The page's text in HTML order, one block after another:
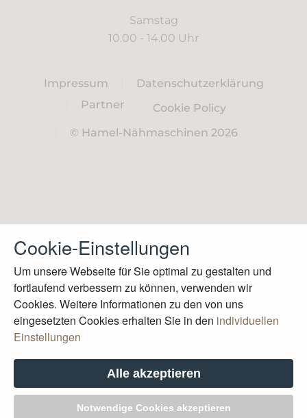
Samstag
10.00 - 14.00 Uhr
Impressum
Datenschutzerklärung
Partner
Cookie Policy
© Hamel-Nähmaschinen 2026
Cookie-Einstellungen
Um unsere Webseite für Sie optimal zu gestalten und
fortlaufend verbessern zu können, verwenden wir
Cookies. Weitere Informationen zu den von uns
eingesetzten Cookies erhalten Sie in den individuellen
Einstellungen
Alle akzeptieren
Notwendige Cookies akzeptieren